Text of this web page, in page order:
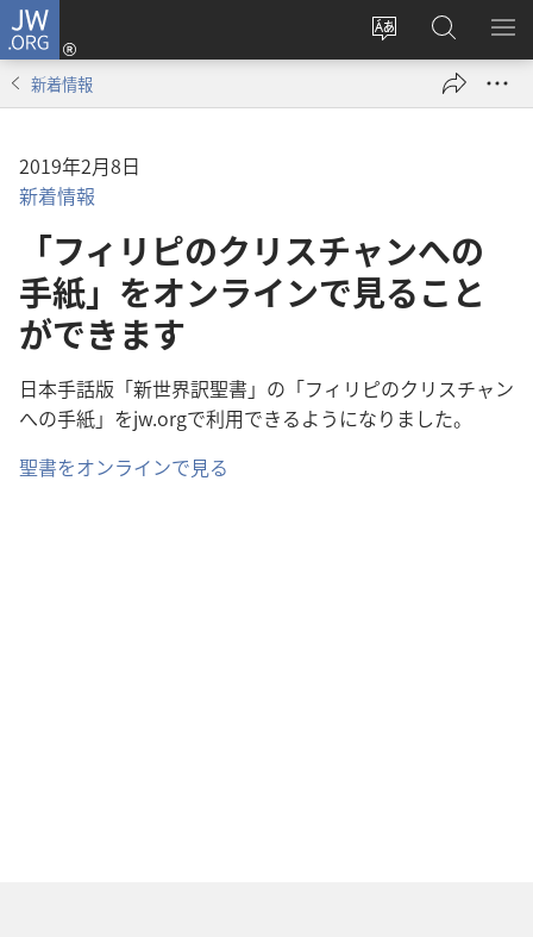
JW.ORG
サ
ト
変
え
る
ロ
グ
ン
ブ
で
開
JW.ORG
の
検
メ
を
新着情報
2019年2月8日
新着情報
「フィリピのクリスチャンへの
手紙」をオンラインで見ること
ができます
日本手話版「新世界訳聖書」の「フィリピのクリスチャン
への手紙」をjw.orgで利用できるようになりました。
聖書をオンラインで見る